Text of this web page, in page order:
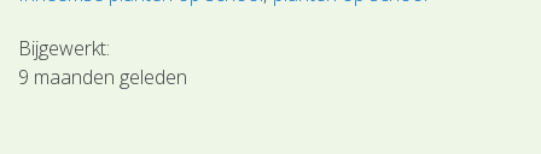
Bijgewerkt:
9 maanden geleden